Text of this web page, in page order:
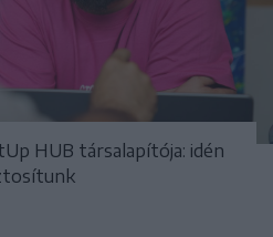
HUB társalapítója: idén